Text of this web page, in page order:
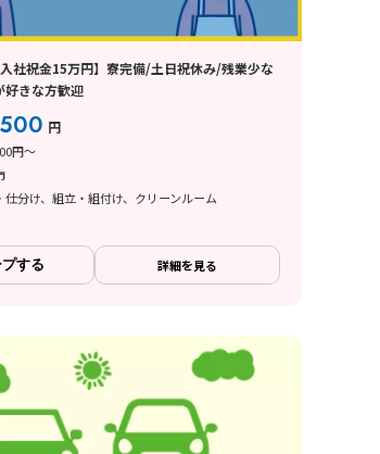
入社祝金15万円】寮完備/土日祝休み/残業少な
好きな方歓迎
円
円～
仕分け、組立・組付け、クリーンルーム
する 詳細を見る